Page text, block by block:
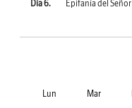
Día 6. Epifanía del Señor
Lun Mar